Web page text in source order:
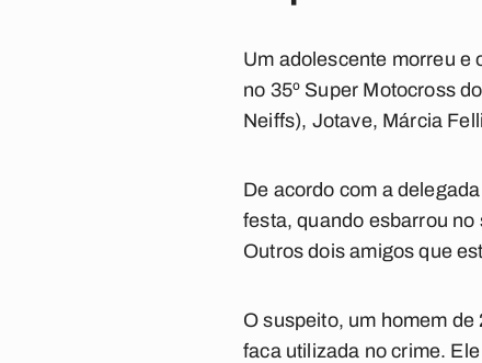
Um adolescente morreu e
no 35º Super Motocross
Neiffs), Jotave, Márcia
De acordo com a
festa, quando esbarrou
Outros dois amigos que
O suspeito, um homem
faca utilizada no crime.